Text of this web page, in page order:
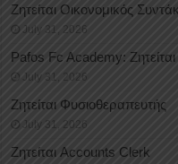
Ζητείται Οικονομικός
July 31, 2026
Pafos Fc Academy:
July 31, 2026
Ζητείται Φυσιοθεραπευτής
July 31, 2026
Ζητείται Accounts Clerk